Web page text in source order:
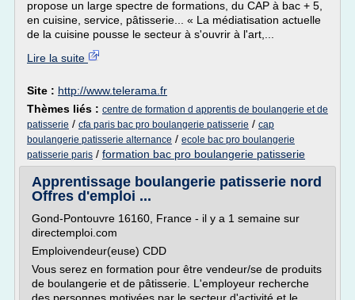
propose un large spectre de formations, du CAP à bac + 5,
en cuisine, service, pâtisserie... « La médiatisation actuelle
de la cuisine pousse le secteur à s'ouvrir à l'art,...
Lire la suite
Site : http://www.telerama.fr
Thèmes liés : centre de formation d apprentis de boulangerie et de
patisserie / cfa paris bac pro boulangerie patisserie / cap
boulangerie patisserie alternance / ecole bac pro boulangerie
patisserie paris / formation bac pro boulangerie patisserie
Apprentissage boulangerie patisserie nord
Offres d'emploi ...
Gond-Pontouvre 16160, France - il y a 1 semaine sur
directemploi.com
Emploivendeur(euse) CDD
Vous serez en formation pour être vendeur/se de produits
de boulangerie et de pâtisserie. L'employeur recherche